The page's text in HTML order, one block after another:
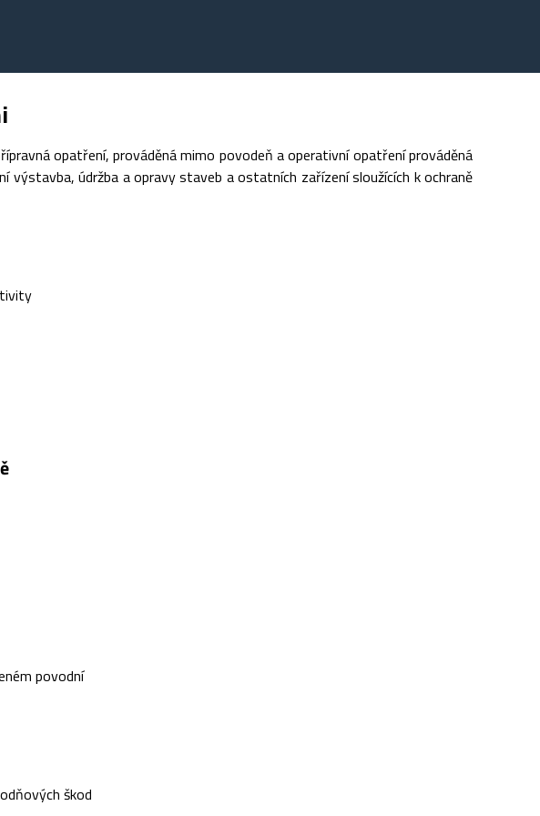
opatření, prováděná mimo povodeň a operativní opatření prováděná
údržba a opravy staveb a ostatních zařízení sloužících k ochraně
povodní
škod